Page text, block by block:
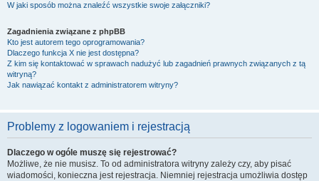
W jaki sposób można znaleźć wszystkie swoje załączniki?
Zagadnienia związane z phpBB
Kto jest autorem tego oprogramowania?
Dlaczego funkcja X nie jest dostępna?
Z kim się kontaktować w sprawach nadużyć lub zagadnień prawnych związanych z tą
witryną?
Jak nawiązać kontakt z administratorem witryny?
Problemy z logowaniem i rejestracją
Dlaczego w ogóle muszę się rejestrować?
Możliwe, że nie musisz. To od administratora witryny zależy czy, aby pisać
wiadomości, konieczna jest rejestracja. Niemniej rejestracja umożliwia dostęp